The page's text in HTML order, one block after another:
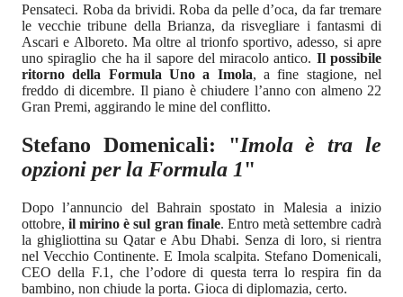
Pensateci. Roba da brividi. Roba da pelle d’oca, da far tremare
le vecchie tribune della Brianza, da risvegliare i fantasmi di
Ascari e Alboreto. Ma oltre al trionfo sportivo, adesso, si apre
uno spiraglio che ha il sapore del miracolo antico. Il possibile
ritorno della Formula Uno a Imola, a fine stagione, nel
freddo di dicembre. Il piano è chiudere l’anno con almeno 22
Gran Premi, aggirando le mine del conflitto.
Stefano Domenicali: "Imola è tra le
opzioni per la Formula 1"
Dopo l’annuncio del Bahrain spostato in Malesia a inizio
ottobre,il mirino è sul gran finale. Entro metà settembre cadrà
la ghigliottina su Qatar e Abu Dhabi. Senza di loro, si rientra
nel Vecchio Continente. E Imola scalpita. Stefano Domenicali,
CEO della F.1, che l’odore di questa terra lo respira fin da
bambino, non chiude la porta. Gioca di diplomazia, certo.